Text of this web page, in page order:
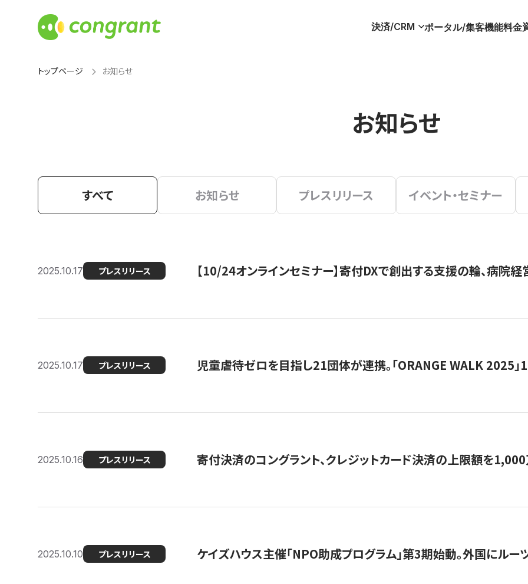
決済/CRM ポータル/集客機能料金
トップページ お知らせ
お知らせ
すべて お知らせ プレスリリース イベント・セミナー
2025.10.17 プレスリリース 【10/24オンラインセミナー】寄付DXで創出する支援の輪、病院
2025.10.17 プレスリリース 児童虐待ゼロを目指し21団体が連携。「ORANGE WALK 2025」
2025.10.16 プレスリリース 寄付決済のコングラント、クレジットカード決済の上限額を
2025.10.10 プレスリリース ケイズハウス主催「NPO助成プログラム」第3期始動。外国にル